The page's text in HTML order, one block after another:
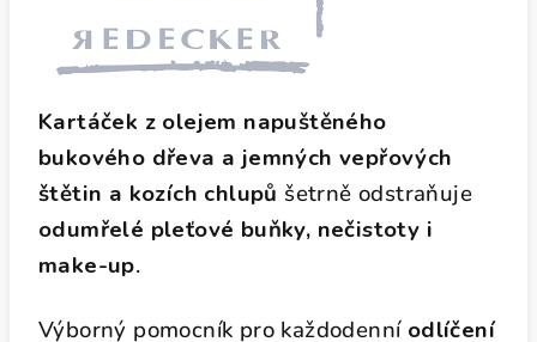
Kartáček z olejem napuštěného
bukového dřeva a jemných vepřových
štětin a kozích chlupů šetrně odstraňuje
odumřelé pleťové buňky, nečistoty i
make-up.
Výborný pomocník pro každodenní odlíčení